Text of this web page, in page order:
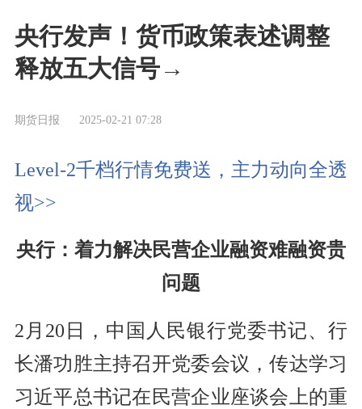
央行发声！货币政策表述调整
释放五大信号→
期货日报 2025-02-21 07:28
Level-2千档行情免费送，主力动向全透
视>>
央行：着力解决民营企业融资难融资贵
问题
2月20日，中国人民银行党委书记、行
长潘功胜主持召开党委会议，传达学习
习近平总书记在民营企业座谈会上的重